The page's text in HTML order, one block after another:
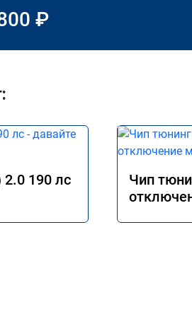
₽
2.0 190 лс
Чип